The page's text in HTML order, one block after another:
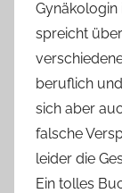
Gynäkologin
spreicht
beruflich
sich aber
falsche
leider die
Ein tolles